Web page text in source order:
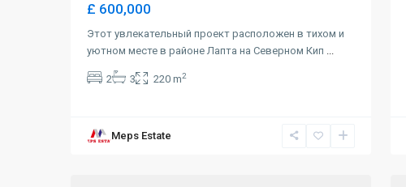
£ 600,000
Этот увлекательный проект расположен в тихом и
уютном месте в районе Лапта на Северном Кип ...
2 3 220 m2
Meps Estate
Alsancak,